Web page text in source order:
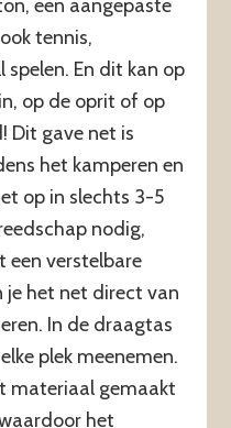
een aangepaste
tennis,
En dit kan op
op de oprit of op
Dit gave net is
het kamperen en
op in slechts 3-5
nodig,
een verstelbare
het net direct van
In de draagtas
plek meenemen.
materiaal gemaakt
het